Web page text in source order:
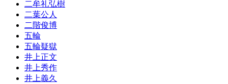
二牟礼弘樹
二葉公人
二階俊博
五輪
五輪疑獄
井上正文
井上秀作
井上義久